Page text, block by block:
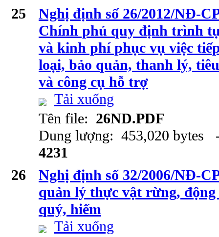
25
Nghị định số 26/2012/NĐ-
Chính phủ quy định trình
và kinh phí phục vụ việc
loại, bảo quản, thanh lý,
và công cụ hỗ trợ
Tải xuống
Tên file: 26ND.PDF
Dung lượng: 453,020
4231
26
Nghị định số 32/2006/NĐ-
quản lý thực vật rừng,
quý, hiếm
Tải xuống